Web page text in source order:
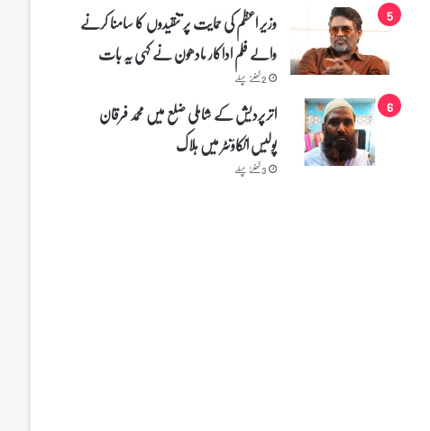
وزیر اعظم کی حمایت پر تنقیدوں کا سامنا کرنے
والے فلم اداکار مادھون نے کہی یہ بات
2 گھنٹے پہلے
اترپردیش کے شاملی ضلع میں محمد فرقان
پولیس انکاؤنٹر میں ہلاک
3 گھنٹے پہلے